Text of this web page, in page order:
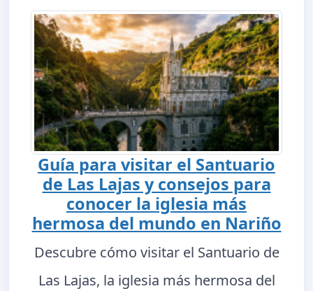
Guía para visitar el Santuario
de Las Lajas y consejos para
conocer la iglesia más
hermosa del mundo en Nariño
Descubre cómo visitar el Santuario de
Las Lajas, la iglesia más hermosa del